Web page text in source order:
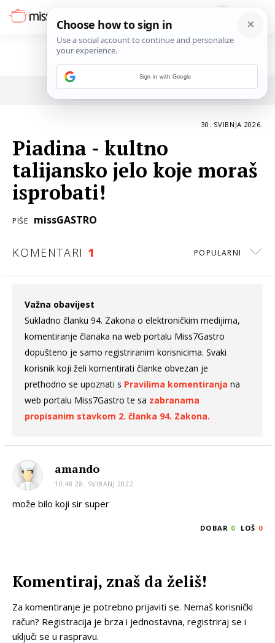
30. SVIBNJA 2026.
Piadina - kultno
talijansko jelo koje moraš
isprobati!
PIŠE missGASTRO
POVRATAK NA ČLANAK
KOMENTARI 1 POPULARNI
Važna obavijest
Sukladno članku 94. Zakona o elektroničkim medijima,
komentiranje članaka na web portalu Miss7Gastro
dopušteno je samo registriranim korisnicima. Svaki
korisnik koji želi komentirati članke obvezan je
prethodno se upoznati s Pravilima komentiranja na
web portalu Miss7Gastro te sa zabranama
propisanim stavkom 2. članka 94. Zakona.
amando
10:48 28. SVIBANJ 2022.
može bilo koji sir super
DOBAR 0 LOŠ 0
Komentiraj, znaš da želiš!
Za komentiranje je potrebno prijaviti se. Nemaš korisnički
račun? Registracija je brza i jednostavna, registriraj se i
uključi se u raspravu.
Sign in with Google